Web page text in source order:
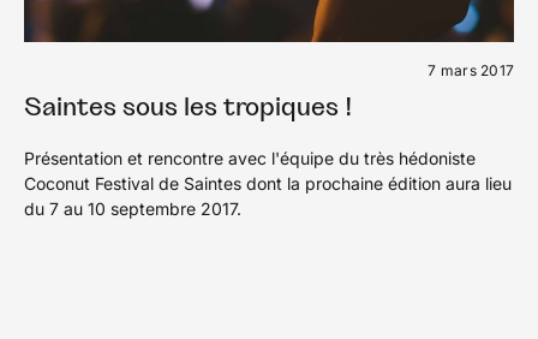
7 mars 2017
Saintes sous les tropiques !
Présentation et rencontre avec l'équipe du très hédoniste
Coconut Festival de Saintes dont la prochaine édition aura lieu
du 7 au 10 septembre 2017.